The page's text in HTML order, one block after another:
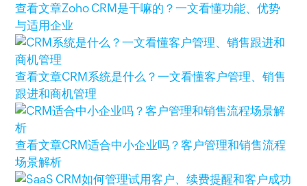
查看文章Zoho CRM是干嘛的？一文看懂功能、优势
与适用企业
查看文章CRM系统是什么？一文看懂客户管理、销售
跟进和商机管理
查看文章CRM适合中小企业吗？客户管理和销售流程
场景解析